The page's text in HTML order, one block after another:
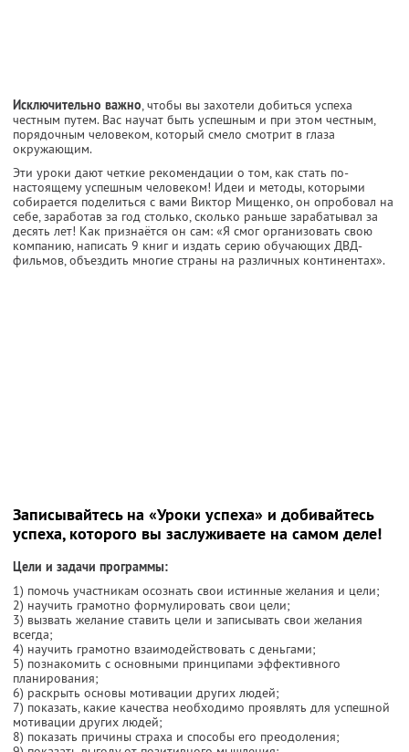
Исключительно важно, чтобы вы захотели добиться успеха
честным путем. Вас научат быть успешным и при этом честным,
порядочным человеком, который смело смотрит в глаза
окружающим.
Эти уроки дают четкие рекомендации о том, как стать по-
настоящему успешным человеком! Идеи и методы, которыми
собирается поделиться с вами Виктор Мищенко, он опробовал на
себе, заработав за год столько, сколько раньше зарабатывал за
десять лет! Как признаётся он сам: «Я смог организовать свою
компанию, написать 9 книг и издать серию обучающих ДВД-
фильмов, объездить многие страны на различных континентах».
Записывайтесь на «Уроки успеха» и добивайтесь
успеха, которого вы заслуживаете на самом деле!
Цели и задачи программы:
1) помочь участникам осознать свои истинные желания и цели;
2) научить грамотно формулировать свои цели;
3) вызвать желание ставить цели и записывать свои желания
всегда;
4) научить грамотно взаимодействовать с деньгами;
5) познакомить с основными принципами эффективного
планирования;
6) раскрыть основы мотивации других людей;
7) показать, какие качества необходимо проявлять для успешной
мотивации других людей;
8) показать причины страха и способы его преодоления;